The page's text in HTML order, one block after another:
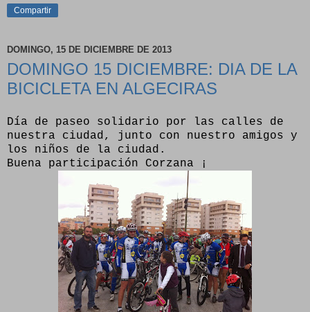
Compartir
DOMINGO, 15 DE DICIEMBRE DE 2013
DOMINGO 15 DICIEMBRE: DIA DE LA
BICICLETA EN ALGECIRAS
Día de paseo solidario por las calles de
nuestra ciudad, junto con nuestro amigos y
los niños de la ciudad.
Buena participación Corzana ¡